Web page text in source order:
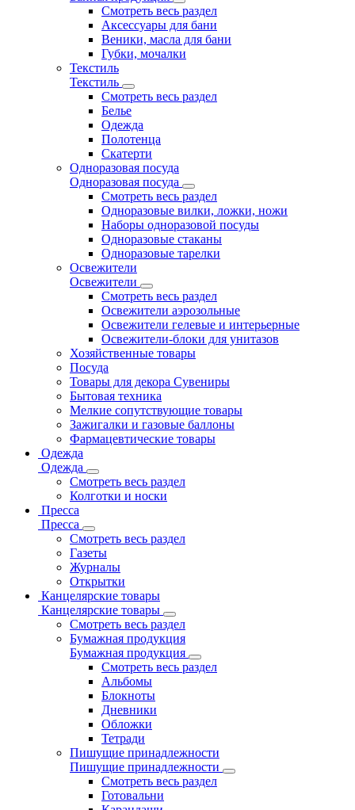
Смотреть весь раздел
Аксессуары для бани
Веники, масла для бани
Губки, мочалки
Текстиль
Текстиль
Смотреть весь раздел
Белье
Одежда
Полотенца
Скатерти
Одноразовая посуда
Одноразовая посуда
Смотреть весь раздел
Одноразовые вилки, ложки, ножи
Наборы одноразовой посуды
Одноразовые стаканы
Одноразовые тарелки
Освежители
Освежители
Смотреть весь раздел
Освежители аэрозольные
Освежители гелевые и интерьерные
Освежители-блоки для унитазов
Хозяйственные товары
Посуда
Товары для декора Сувениры
Бытовая техника
Мелкие сопутствующие товары
Зажигалки и газовые баллоны
Фармацевтические товары
Одежда
Одежда
Смотреть весь раздел
Колготки и носки
Пресса
Пресса
Смотреть весь раздел
Газеты
Журналы
Открытки
Канцелярские товары
Канцелярские товары
Смотреть весь раздел
Бумажная продукция
Бумажная продукция
Смотреть весь раздел
Альбомы
Блокноты
Дневники
Обложки
Тетради
Пишущие принадлежности
Пишущие принадлежности
Смотреть весь раздел
Готовальни